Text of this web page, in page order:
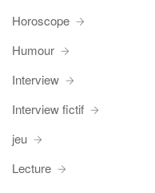
Horoscope
Humour
Interview
Interview fictif
jeu
Lecture